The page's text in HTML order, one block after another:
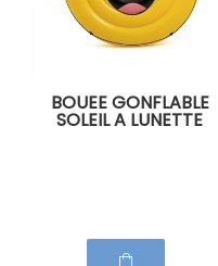
BOUEE GONFLABLE
SOLEIL A LUNETTE